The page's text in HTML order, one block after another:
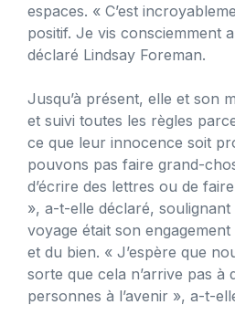
espaces. « C’est
positif. Je vis consciemment
déclaré Lindsay Foreman.
Jusqu’à présent, elle et son
et suivi toutes les règles
ce que leur innocence soit
pouvons pas faire grand-
d’écrire des lettres ou de
», a-t-elle déclaré,
voyage était son engagement
et du bien. « J’espère que
sorte que cela n’arrive pas à
personnes à l’avenir », a-t-